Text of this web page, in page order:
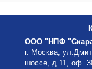
ООО "НПФ
г. Москва,
шоссе, д.11, оф.